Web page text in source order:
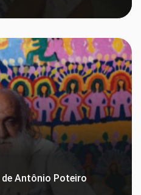
Antônio Poteiro